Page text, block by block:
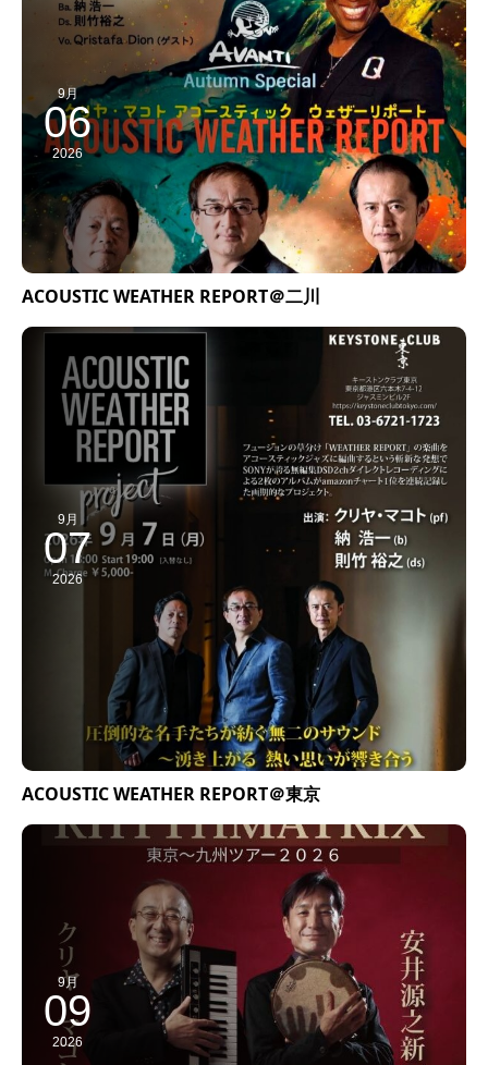
9月
06
2026
ACOUSTIC WEATHER REPORT＠二川
9月
07
2026
ACOUSTIC WEATHER REPORT＠東京
9月
09
2026